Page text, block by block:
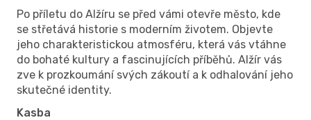
Po příletu do Alžíru se před vámi otevře město, kde
se střetává historie s moderním životem. Objevte
jeho charakteristickou atmosféru, která vás vtáhne
do bohaté kultury a fascinujících příběhů. Alžír vás
zve k prozkoumání svých zákoutí a k odhalování jeho
skutečné identity.
Kasba